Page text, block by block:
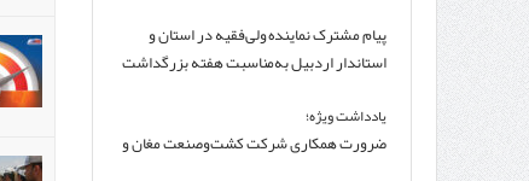
پیام مشترک نماینده ولی‌فقیه در استان و
استاندار اردبیل به‌مناسبت هفته بزرگداشت
یادداشت ویژه؛
ضرورت همکاری شرکت کشت‌وصنعت مغان و